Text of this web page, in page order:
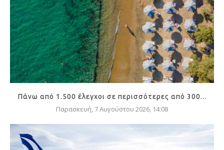
Πάνω από 1.500 έλεγχοι σε περισσότερες από 300...
Παρασκευή, 7 Αυγούστου 2026, 14:08